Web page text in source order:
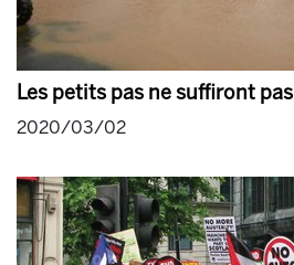
Les petits pas ne suffiront pas
2020/03/02